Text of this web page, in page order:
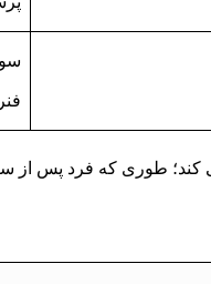
کند؛ طوری که فرد پس